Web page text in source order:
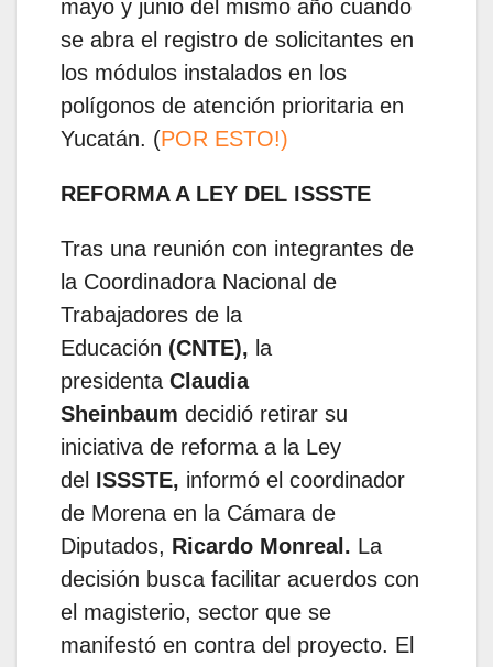
mayo y junio del mismo año cuando
se abra el registro de solicitantes en
los módulos instalados en los
polígonos de atención prioritaria en
Yucatán. (POR ESTO!)
REFORMA A LEY DEL ISSSTE
Tras una reunión con integrantes de
la Coordinadora Nacional de
Trabajadores de la
Educación (CNTE), la
presidenta Claudia
Sheinbaum decidió retirar su
iniciativa de reforma a la Ley
del ISSSTE, informó el coordinador
de Morena en la Cámara de
Diputados, Ricardo Monreal. La
decisión busca facilitar acuerdos con
el magisterio, sector que se
manifestó en contra del proyecto. El